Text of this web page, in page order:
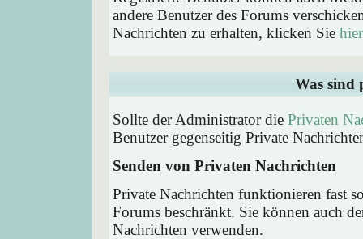
andere Benutzer des Forums
Nachrichten zu erhalten, klicken Sie hier
Was sind
Sollte der Administrator die Privaten
Benutzer gegenseitig Private
Senden von Privaten Nachrichten
Private Nachrichten funktionieren fast
Forums beschränkt. Sie können auch
Nachrichten verwenden.